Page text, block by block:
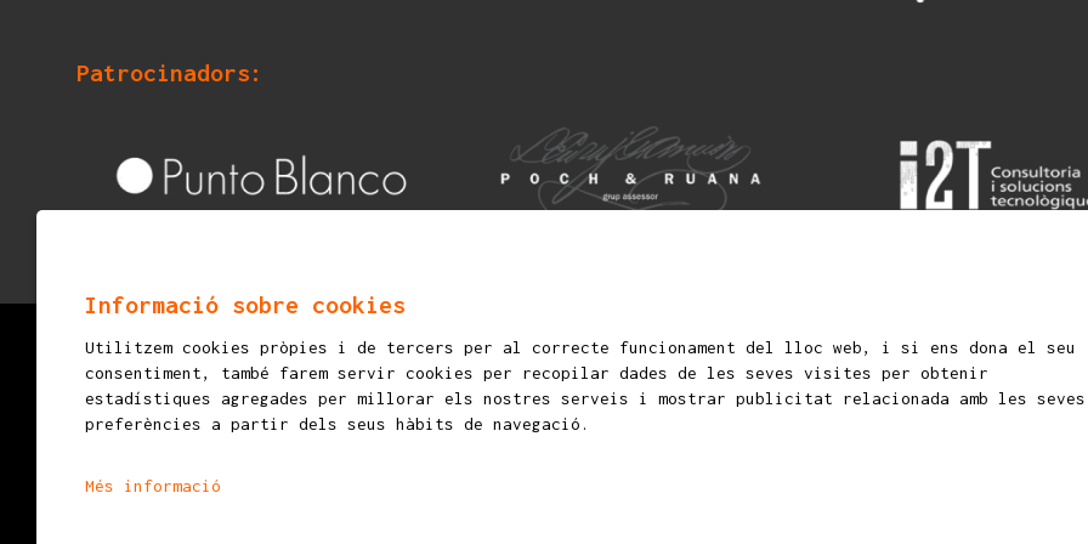
Patrocinadors:
© 2026mostraigualada.cat - Fira d’espectacles infantils i juvenils
Servei de Cultura - Ajuntament d'Igualada
Plaça de Sant Miquel, 12 2n pis
info@mostraigualada.cat
Informació sobre cookies
Utilitzem cookies pròpies i de tercers per al correcte funcionament del lloc web, i si ens dona el seu
consentiment, també farem servir cookies per recopilar dades de les seves visites per obtenir
estadístiques agregades per millorar els nostres serveis i mostrar publicitat relacionada amb les seves
preferències a partir dels seus hàbits de navegació.
Més informació